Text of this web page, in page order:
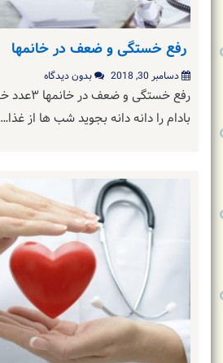
رفع خستگی و ضعف در خانمها
دسامبر 30, 2018 بدون دیدگاه
بادام را دانه دانه بجوید شب ها از غذا…